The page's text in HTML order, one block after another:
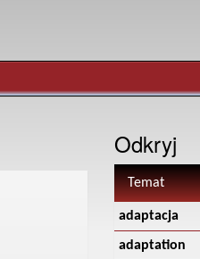
Odkryj
Temat
adaptacja
adaptation